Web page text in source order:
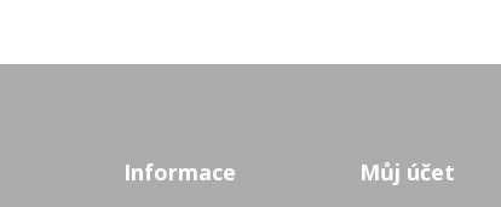
Informace Můj účet